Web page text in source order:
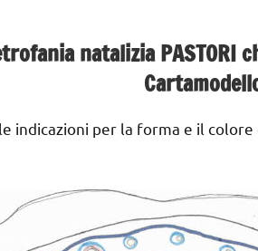
natalizia PASTORI
indicazioni per la forma e il